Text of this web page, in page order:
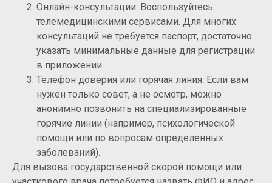
Онлайн-консультации: Воспользуйтесь
телемедицинскими сервисами. Для многих
консультаций не требуется паспорт, достаточно
указать минимальные данные для регистрации
в приложении.
Телефон доверия или горячая линия: Если вам
нужен только совет, а не осмотр, можно
анонимно позвонить на специализированные
горячие линии (например, психологической
помощи или по вопросам определенных
заболеваний).
Для вызова государственной скорой помощи или